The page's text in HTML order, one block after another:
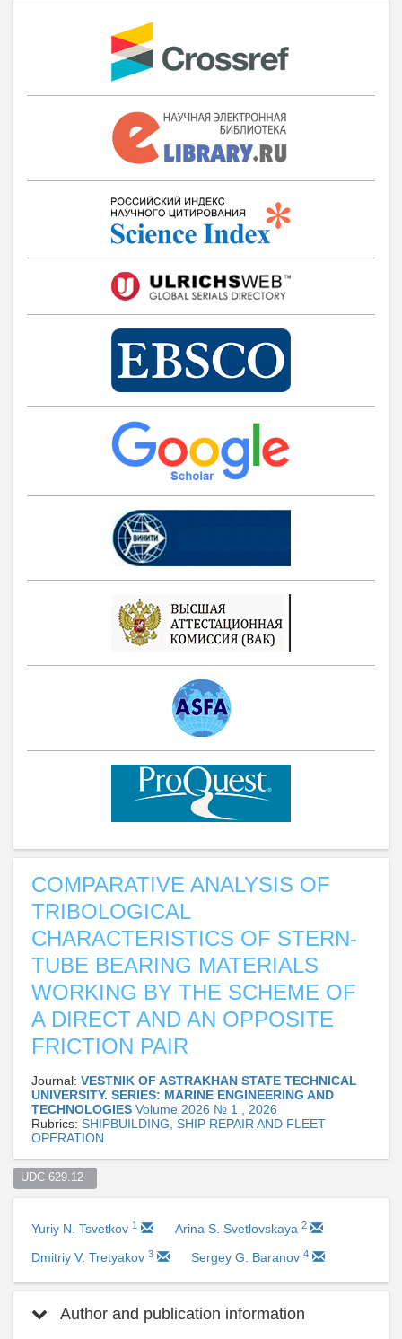
COMPARATIVE ANALYSIS OF
TRIBOLOGICAL
CHARACTERISTICS OF STERN-
TUBE BEARING MATERIALS
WORKING BY THE SCHEME OF
A DIRECT AND AN OPPOSITE
FRICTION PAIR
Journal: VESTNIK OF ASTRAKHAN STATE TECHNICAL
UNIVERSITY. SERIES: MARINE ENGINEERING AND
TECHNOLOGIES Volume 2026 № 1 , 2026
Rubrics: SHIPBUILDING, SHIP REPAIR AND FLEET
OPERATION
UDC 629.12
Yuriy N. Tsvetkov 1 Arina S. Svetlovskaya 2
Dmitriy V. Tretyakov 3 Sergey G. Baranov 4
Author and publication information